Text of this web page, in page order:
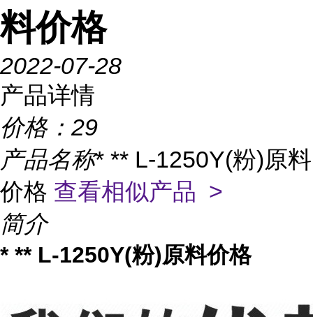
料价格
2022-07-28
产品详情
价格： 29
产品名称* ** L-1250Y(粉)原料
价格 查看相似产品 >
简介
* ** L-1250Y(粉)原料价格